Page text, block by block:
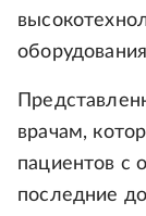
врачам,
пациентов с
последние